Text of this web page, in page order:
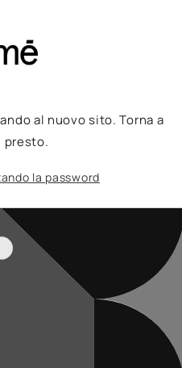
al nuovo sito. Torna a
presto.
la password